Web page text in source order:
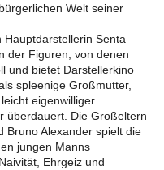
Welt seiner
Senta
der Figuren, von denen
und bietet Darstellerkino
spleenige Großmutter,
eigenwilliger
überdauert. Die Großeltern
Bruno Alexander spielt die
jungen Manns
Ehrgeiz und